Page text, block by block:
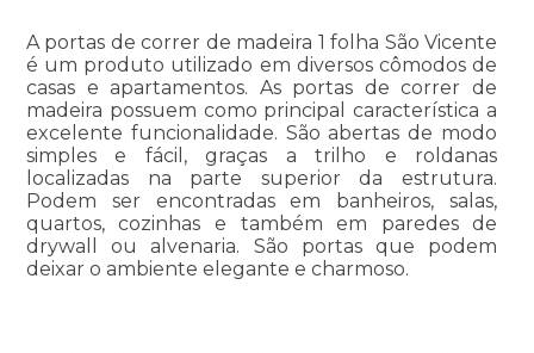
A portas de correr de madeira 1 folha São Vicente
é um produto utilizado em diversos cômodos de
casas e apartamentos. As portas de correr de
madeira possuem como principal característica a
excelente funcionalidade. São abertas de modo
simples e fácil, graças a trilho e roldanas
localizadas na parte superior da estrutura.
Podem ser encontradas em banheiros, salas,
quartos, cozinhas e também em paredes de
drywall ou alvenaria. São portas que podem
deixar o ambiente elegante e charmoso.